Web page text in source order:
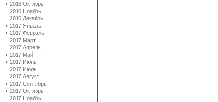
2016 Октябрь
2016 Ноябрь
2016 Декабрь
2017 Январь
2017 Февраль
2017 Март
2017 Апрель
2017 Май
2017 Июнь
2017 Июль
2017 Август
2017 Сентябрь
2017 Октябрь
2017 Ноябрь